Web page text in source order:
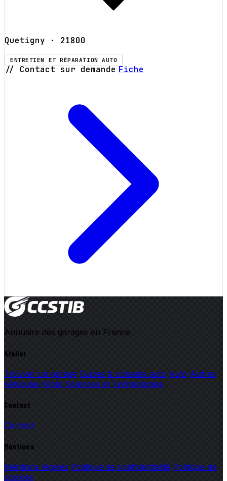
Quetigny · 21800
ENTRETIEN ET RÉPARATION AUTO
// Contact sur demande Fiche
Annuaire des garages en France
Atelier
Trouver un garage Guides & conseils auto Auto Autres
véhicules Moto Sciences et Technologies
Contact
Contact
Mentions
Mentions légales Politique de confidentialité Politique de
cookies